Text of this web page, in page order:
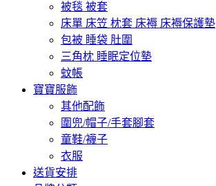
被毯 被套
床單 床笠 枕套 床褥 床褥保護墊
包被 睡袋 肚圍
三角枕 睡眠定位墊
蚊帳
寶寶服飾
其他配飾
圍兜/帽子/手套腳套
童鞋/襪子
衣服
送貨安排